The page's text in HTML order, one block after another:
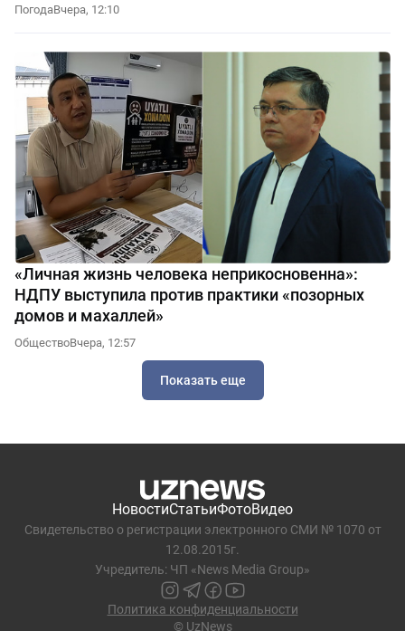
ПогодаВчера, 12:10
«Личная жизнь человека неприкосновенна»:
НДПУ выступила против практики «позорных
домов и махаллей»
ОбществоВчера, 12:57
Показать еще
НовостиСтатьиФотоВидео
Свидетельство о регистрации электронного СМИ № 1070 от
12.08.2015г.
Учредитель: ЧП «News Media Group»
Политика конфиденциальности
© UzNews